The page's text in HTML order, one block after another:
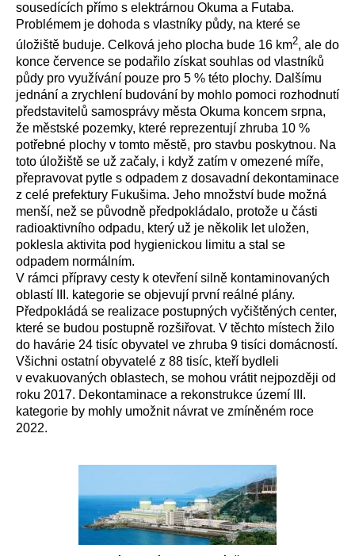
sousedících přímo s elektrárnou Okuma a Futaba.
Problémem je dohoda s vlastníky půdy, na které se
úložiště buduje. Celková jeho plocha bude 16 km2, ale do
konce července se podařilo získat souhlas od vlastníků
půdy pro využívání pouze pro 5 % této plochy. Dalšímu
jednání a zrychlení budování by mohlo pomoci rozhodnutí
představitelů samosprávy města Okuma koncem srpna,
že městské pozemky, které reprezentují zhruba 10 %
potřebné plochy v tomto městě, pro stavbu poskytnou. Na
toto úložiště se už začaly, i když zatím v omezené míře,
přepravovat pytle s odpadem z dosavadní dekontaminace
z celé prefektury Fukušima. Jeho množství bude možná
menší, než se původně předpokládalo, protože u části
radioaktivního odpadu, který už je několik let uložen,
poklesla aktivita pod hygienickou limitu a stal se
odpadem normálním.
V rámci přípravy cesty k otevření silně kontaminovaných
oblastí III. kategorie se objevují první reálné plány.
Předpokládá se realizace postupných vyčištěných center,
které se budou postupně rozšiřovat. V těchto místech žilo
do havárie 24 tisíc obyvatel ve zhruba 9 tisíci domácností.
Všichni ostatní obyvatelé z 88 tisíc, kteří bydleli
v evakuovaných oblastech, se mohou vrátit nejpozději od
roku 2017. Dekontaminace a rekonstrukce území III.
kategorie by mohly umožnit návrat ve zmíněném roce
2022.